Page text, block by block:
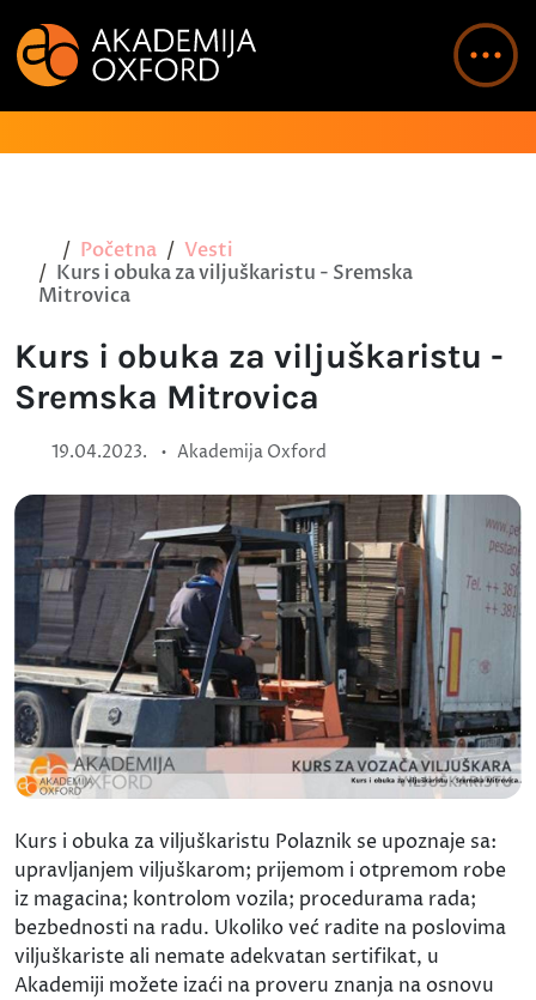
Početna
Vesti
Kurs i obuka za viljuškaristu - Sremska
Mitrovica
Kurs i obuka za viljuškaristu -
Sremska Mitrovica
19.04.2023. • Akademija Oxford
Kurs i obuka za viljuškaristu Polaznik se upoznaje sa:
upravljanjem viljuškarom; prijemom i otpremom robe
iz magacina; kontrolom vozila; procedurama rada;
bezbednosti na radu. Ukoliko već radite na poslovima
viljuškariste ali nemate adekvatan sertifikat, u
Akademiji možete izaći na proveru znanja na osnovu